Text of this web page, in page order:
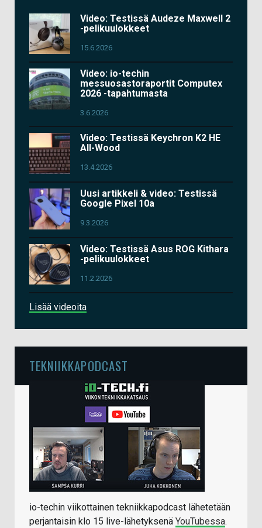
Video: Testissä Audeze Maxwell 2
-pelikuulokkeet
15.6.2026
Video: io-techin
messuosastoraportit Computex
2026 -tapahtumasta
3.6.2026
Video: Testissä Keychron K2 HE
All-Wood
13.4.2026
Uusi artikkeli & video: Testissä
Google Pixel 10a
9.3.2026
Video: Testissä Asus ROG Kithara
-pelikuulokkeet
11.2.2026
Lisää videoita
TEKNIIKKAPODCAST
io-techin viikottainen tekniikkapodcast lähetetään
perjantaisin klo 15 live-lähetyksenä YouTubessa.